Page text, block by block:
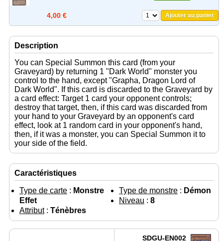
4,00 € Ajouter au panier
Description
You can Special Summon this card (from your
Graveyard) by returning 1 "Dark World" monster you
control to the hand, except "Grapha, Dragon Lord of
Dark World". If this card is discarded to the Graveyard by
a card effect: Target 1 card your opponent controls;
destroy that target, then, if this card was discarded from
your hand to your Graveyard by an opponent's card
effect, look at 1 random card in your opponent's hand,
then, if it was a monster, you can Special Summon it to
your side of the field.
Caractéristiques
Type de carte : Monstre
Effet
Type de monstre : Démon
Niveau : 8
Attribut: Ténèbres
SDGU-EN002